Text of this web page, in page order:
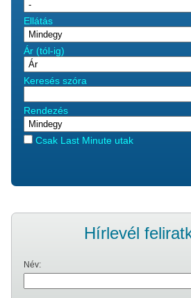
Ellátás
Ár (tól-ig)
Keresés szóra
Rendezés
Csak Last Minute utak
Hírlevél
Név: